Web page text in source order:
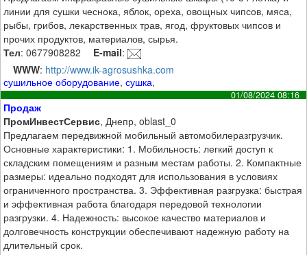
линии для сушки чеснока, яблок, ореха, овощных чипсов, мяса,
рыбы, грибов, лекарственных трав, ягод, фруктовых чипсов и
прочих продуктов, материалов, сырья.
Тел: 0677908282 E-mail:
WWW: http://www.ik-agrosushka.com
сушильное оборудование,сушка,
01/08/2024 08:16
Продаж
ПромИнвестСервис, Днепр, oblast_0
Предлагаем передвижной мобильный автомобилеразгрузчик.
Основные характеристики: 1. Мобильность: легкий доступ к
складским помещениям и разным местам работы. 2. Компактные
размеры: идеально подходят для использования в условиях
ограниченного пространства. 3. Эффективная разгрузка: быстрая
и эффективная работа благодаря передовой технологии
разгрузки. 4. Надежность: высокое качество материалов и
долговечность конструкции обеспечивают надежную работу на
длительный срок.